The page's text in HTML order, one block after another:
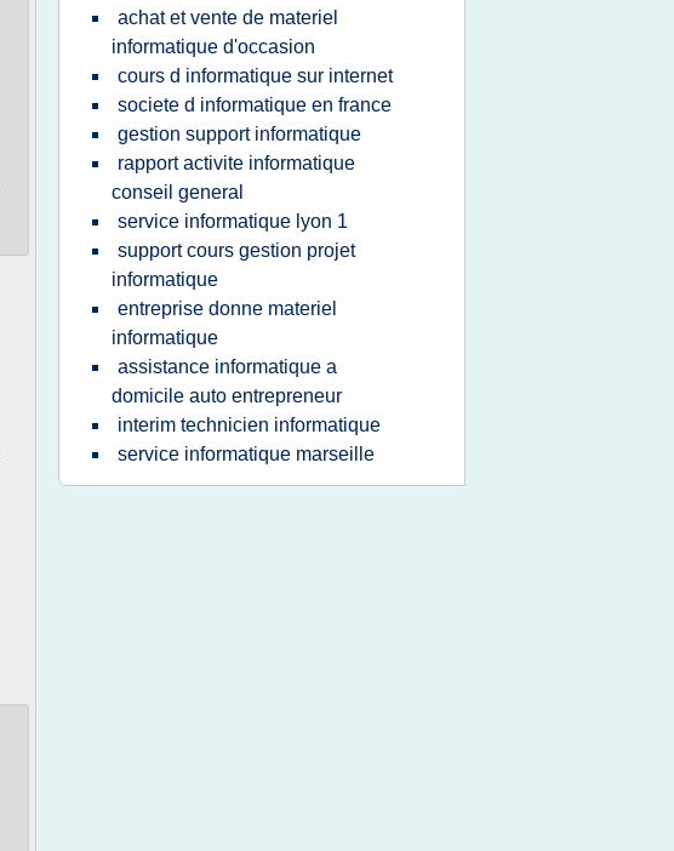
achat et vente de materiel
informatique d'occasion
cours d informatique sur internet
societe d informatique en france
gestion support informatique
rapport activite informatique
conseil general
service informatique lyon 1
support cours gestion projet
informatique
entreprise donne materiel
informatique
assistance informatique a
domicile auto entrepreneur
interim technicien informatique
service informatique marseille